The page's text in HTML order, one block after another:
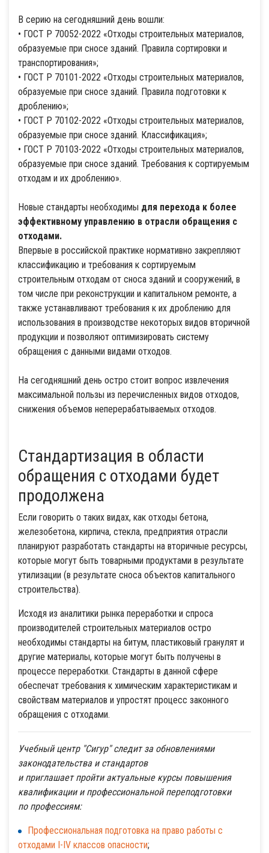
В серию на сегодняшний день вошли:
• ГОСТ Р 70052-2022 «Отходы строительных материалов,
образуемые при сносе зданий. Правила сортировки и
транспортирования»;
• ГОСТ Р 70101-2022 «Отходы строительных материалов,
образуемые при сносе зданий. Правила подготовки к
дроблению»;
• ГОСТ Р 70102-2022 «Отходы строительных материалов,
образуемые при сносе зданий. Классификация»;
• ГОСТ Р 70103-2022 «Отходы строительных материалов,
образуемые при сносе зданий. Требования к сортируемым
отходам и их дроблению».
Новые стандарты необходимы для перехода к более
эффективному управлению в отрасли обращения с
отходами.
Впервые в российской практике нормативно закрепляют
классификацию и требования к сортируемым
строительным отходам от сноса зданий и сооружений, в
том числе при реконструкции и капитальном ремонте, а
также устанавливают требования к их дроблению для
использования в производстве некоторых видов вторичной
продукции и позволяют оптимизировать систему
обращения с данными видами отходов.
На сегодняшний день остро стоит вопрос извлечения
максимальной пользы из перечисленных видов отходов,
снижения объемов неперерабатываемых отходов.
Стандартизация в области
обращения с отходами будет
продолжена
Если говорить о таких видах, как отходы бетона,
железобетона, кирпича, стекла, предприятия отрасли
планируют разработать стандарты на вторичные ресурсы,
которые могут быть товарными продуктами в результате
утилизации (в результате сноса объектов капитального
строительства).
Исходя из аналитики рынка переработки и спроса
производителей строительных материалов остро
необходимы стандарты на битум, пластиковый гранулят и
другие материалы, которые могут быть получены в
процессе переработки. Стандарты в данной сфере
обеспечат требования к химическим характеристикам и
свойствам материалов и упростят процесс законного
обращения с отходами.
Учебный центр "Сигур" следит за обновлениями
законодательства и стандартов
и приглашает пройти актуальные курсы повышения
квалификации и профессиональной переподготовки
по профессиям:
Профессиональная подготовка на право работы с
отходами I-IV классов опасности;